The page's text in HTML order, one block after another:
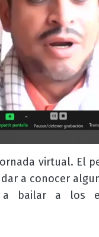
virtual. El
a conocer
bailar a los